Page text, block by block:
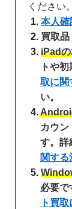
ください。
本人確
買取品
iPad
トや
取に関
い。
カウ
す。詳
関する
必要で
ト買